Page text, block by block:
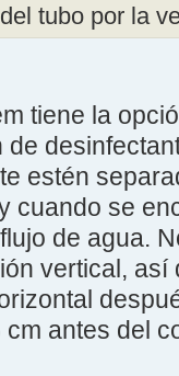
tubo por la
tiene la
estén
cuando se
de agua.
vertical, así
antes del